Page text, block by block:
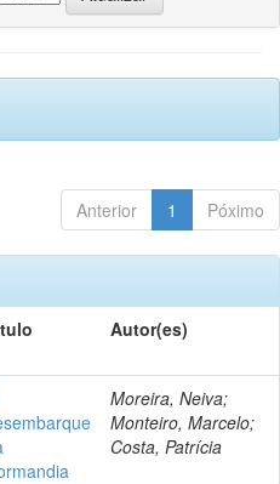
Anterior 1 Póximo
Autor(es)
Moreira, Neiva;
Monteiro, Marcelo;
Costa, Patrícia